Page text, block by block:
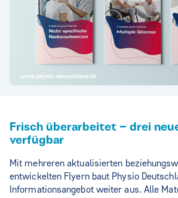
Frisch überarbeitet – drei
verfügbar
Mit mehreren aktualisierten
entwickelten Flyern baut Physio
Informationsangebot weiter aus. Alle